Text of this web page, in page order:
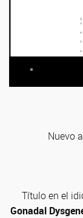
*
Nuevo
Título en el
Gonadal